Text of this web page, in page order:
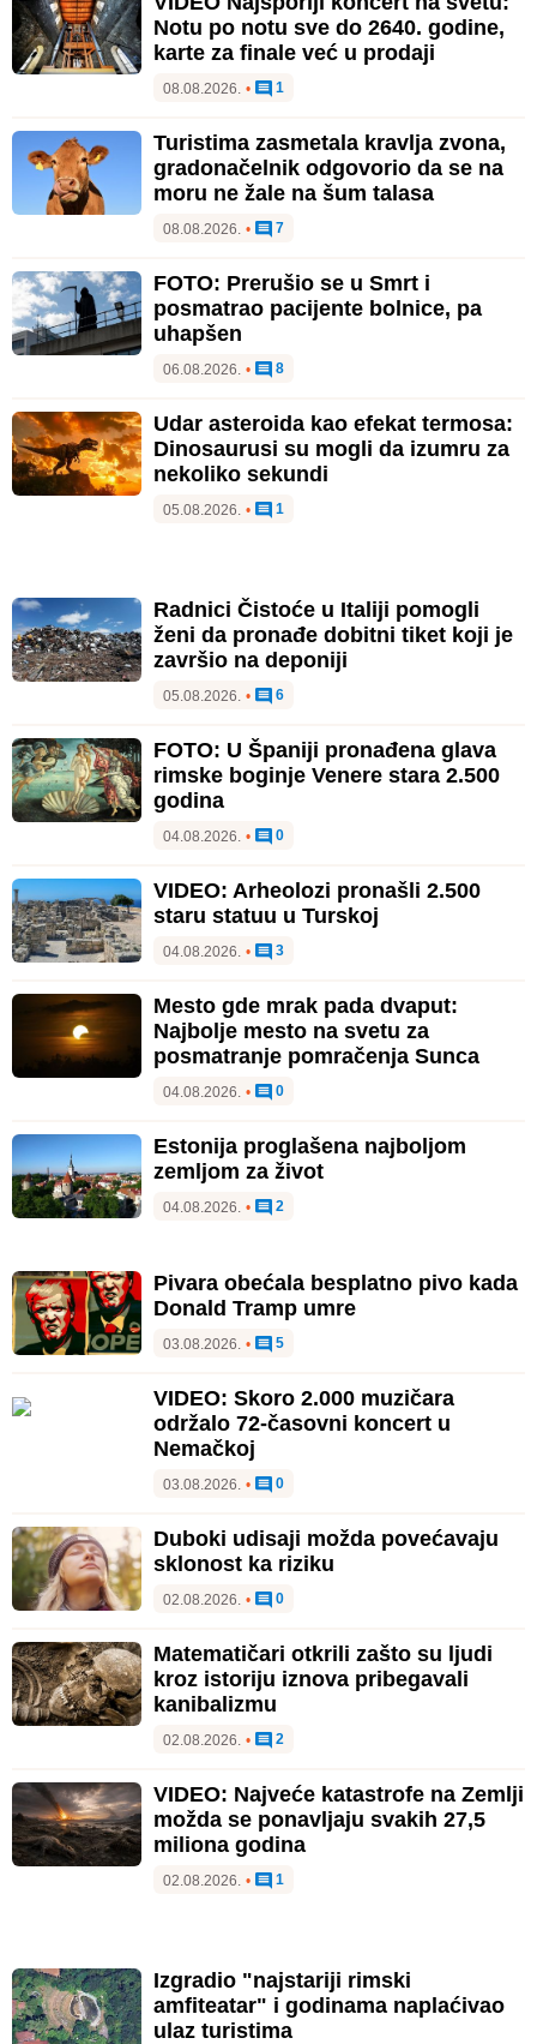
Notu po notu sve do 2640. godine,
karte za finale već u prodaji
08.08.2026. • 1
Turistima zasmetala kravlja zvona,
gradonačelnik odgovorio da se na
moru ne žale na šum talasa
08.08.2026. • 7
FOTO: Prerušio se u Smrt i
posmatrao pacijente bolnice, pa
uhapšen
06.08.2026. • 8
Udar asteroida kao efekat termosa:
Dinosaurusi su mogli da izumru za
nekoliko sekundi
05.08.2026. • 1
Radnici Čistoće u Italiji pomogli
ženi da pronađe dobitni tiket koji je
završio na deponiji
05.08.2026. • 6
FOTO: U Španiji pronađena glava
rimske boginje Venere stara 2.500
godina
04.08.2026. • 0
VIDEO: Arheolozi pronašli 2.500
staru statuu u Turskoj
04.08.2026. • 3
Mesto gde mrak pada dvaput:
Najbolje mesto na svetu za
posmatranje pomračenja Sunca
04.08.2026. • 0
Estonija proglašena najboljom
zemljom za život
04.08.2026. • 2
Pivara obećala besplatno pivo kada
Donald Tramp umre
03.08.2026. • 5
VIDEO: Skoro 2.000 muzičara
održalo 72-časovni koncert u
Nemačkoj
03.08.2026. • 0
Duboki udisaji možda povećavaju
sklonost ka riziku
02.08.2026. • 0
Matematičari otkrili zašto su ljudi
kroz istoriju iznova pribegavali
kanibalizmu
02.08.2026. • 2
VIDEO: Najveće katastrofe na Zemlji
možda se ponavljaju svakih 27,5
miliona godina
02.08.2026. • 1
Izgradio "najstariji rimski
amfiteatar" i godinama naplaćivao
ulaz turistima